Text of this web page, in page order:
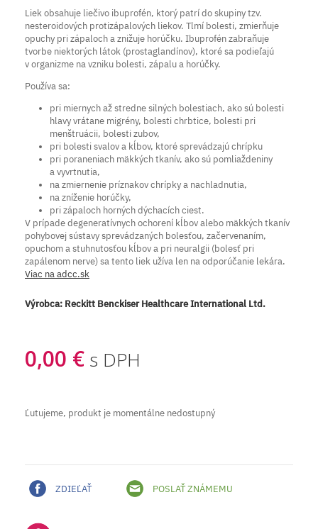
Liek obsahuje liečivo ibuprofén, ktorý patrí do skupiny tzv.
nesteroidových protizápalových liekov. Tlmí bolesti, zmierňuje
opuchy pri zápaloch a znižuje horúčku. Ibuprofén zabraňuje
tvorbe niektorých látok (prostaglandínov), ktoré sa podieľajú
v organizme na vzniku bolesti, zápalu a horúčky.
Používa sa:
pri miernych až stredne silných bolestiach, ako sú bolesti
hlavy vrátane migrény, bolesti chrbtice, bolesti pri
menštruácii, bolesti zubov,
pri bolesti svalov a kĺbov, ktoré sprevádzajú chrípku
pri poraneniach mäkkých tkanív, ako sú pomliaždeniny
a vyvrtnutia,
na zmiernenie príznakov chrípky a nachladnutia,
na zníženie horúčky,
pri zápaloch horných dýchacích ciest.
V prípade degeneratívnych ochorení kĺbov alebo mäkkých tkanív
pohybovej sústavy sprevádzaných bolesťou, začervenaním,
opuchom a stuhnutosťou kĺbov a pri neuralgii (bolesť pri
zapálenom nerve) sa tento liek užíva len na odporúčanie lekára.
Viac na adcc.sk
Výrobca: Reckitt Benckiser Healthcare International Ltd.
0,00 € s DPH
Ľutujeme, produkt je momentálne nedostupný
ZDIEĽAŤ POSLAŤ ZNÁMEMU